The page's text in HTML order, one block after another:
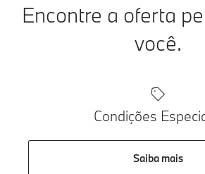
Encontre a oferta
você.
Condições
Saiba mais